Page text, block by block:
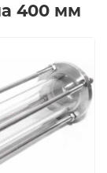
400 мм